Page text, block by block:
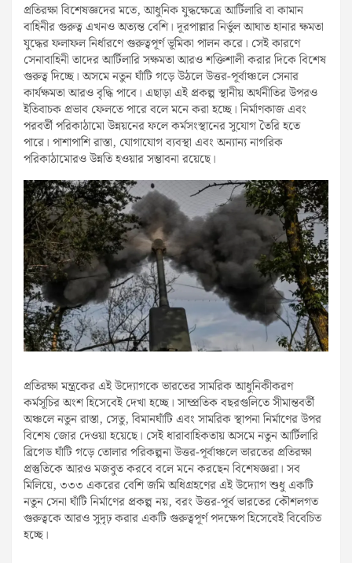
প্রতিরক্ষা বিশেষজ্ঞদের মতে, আধুনিক যুদ্ধক্ষেত্রে আর্টিলারি বা কামান
বাহিনীর গুরুত্ব এখনও অত্যন্ত বেশি। দূরপাল্লার নির্ভুল আঘাত হানার ক্ষমতা
যুদ্ধের ফলাফল নির্ধারণে গুরুত্বপূর্ণ ভূমিকা পালন করে। সেই কারণে
সেনাবাহিনী তাদের আর্টিলারি সক্ষমতা আরও শক্তিশালী করার দিকে বিশেষ
গুরুত্ব দিচ্ছে। অসমে নতুন ঘাঁটি গড়ে উঠলে উত্তর-পূর্বাঞ্চলে সেনার
কার্যক্ষমতা আরও বৃদ্ধি পাবে। এছাড়া এই প্রকল্প স্থানীয় অর্থনীতির উপরও
ইতিবাচক প্রভাব ফেলতে পারে বলে মনে করা হচ্ছে। নির্মাণকাজ এবং
পরবর্তী পরিকাঠামো উন্নয়নের ফলে কর্মসংস্থানের সুযোগ তৈরি হতে
পারে। পাশাপাশি রাস্তা, যোগাযোগ ব্যবস্থা এবং অন্যান্য নাগরিক
পরিকাঠামোরও উন্নতি হওয়ার সম্ভাবনা রয়েছে।
প্রতিরক্ষা মন্ত্রকের এই উদ্যোগকে ভারতের সামরিক আধুনিকীকরণ
কর্মসূচির অংশ হিসেবেই দেখা হচ্ছে। সাম্প্রতিক বছরগুলিতে সীমান্তবর্তী
অঞ্চলে নতুন রাস্তা, সেতু, বিমানঘাঁটি এবং সামরিক স্থাপনা নির্মাণের উপর
বিশেষ জোর দেওয়া হয়েছে। সেই ধারাবাহিকতায় অসমে নতুন আর্টিলারি
ব্রিগেড ঘাঁটি গড়ে তোলার পরিকল্পনা উত্তর-পূর্বাঞ্চলে ভারতের প্রতিরক্ষা
প্রস্তুতিকে আরও মজবুত করবে বলে মনে করছেন বিশেষজ্ঞরা। সব
মিলিয়ে, ৩৩৩ একরের বেশি জমি অধিগ্রহণের এই উদ্যোগ শুধু একটি
নতুন সেনা ঘাঁটি নির্মাণের প্রকল্প নয়, বরং উত্তর-পূর্ব ভারতের কৌশলগত
গুরুত্বকে আরও সুদৃঢ় করার একটি গুরুত্বপূর্ণ পদক্ষেপ হিসেবেই বিবেচিত
হচ্ছে।